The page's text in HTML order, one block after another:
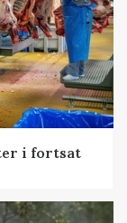
i fortsat